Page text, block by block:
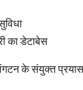
का डेटाबेस
के संयुक्त